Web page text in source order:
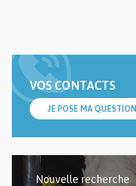
VOS CONTACTS
JE POSE MA QUESTION
Nouvelle recherche